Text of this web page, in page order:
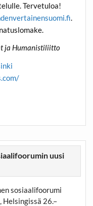
Tervetuloa!
.
ja Humanistiliitto
uusi
sosiaalifoorumi
26.–